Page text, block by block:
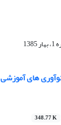
های آموزشی
348.77 K